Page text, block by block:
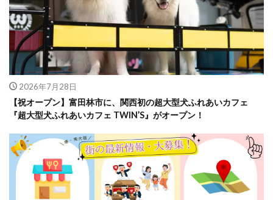
2026年7月28日
【祝オープン】富田林市に、関西初の超大型犬ふれあいカフェ
『超大型犬ふれあいカフェ TWIN’S』がオープン！